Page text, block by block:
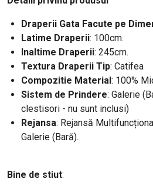
Draperii Gata Facute pe
Latime Draperii: 100cm.
Inaltime Draperii: 245cm.
Textura Draperii Tip: Catifea
Compozitie Material: 100%
Sistem de Prindere: Galerie
clestisori - nu sunt inclusi)
Rejansa: Rejansă
Galerie (Bară).
Bine de stiut: